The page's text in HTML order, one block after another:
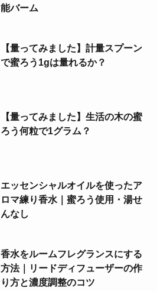
能バーム
【量ってみました】計量スプーン
で蜜ろう1gは量れるか？
【量ってみました】生活の木の蜜
ろう何粒で1グラム？
エッセンシャルオイルを使ったア
ロマ練り香水｜蜜ろう使用・湯せ
んなし
香水をルームフレグランスにする
方法｜リードディフューザーの作
り方と濃度調整のコツ